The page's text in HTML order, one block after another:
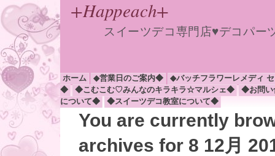
+Happeach+
スイーツデコ専門店♥デコパ
ホーム ◆営業日のご案内◆
◆バッチフラワーレメディ
◆
◆こむこむ♡みんなのキラキラ☆マルシェ◆
◆お問
について◆
◆スイーツデコ教室について◆
You are currently
archives for 8 12月